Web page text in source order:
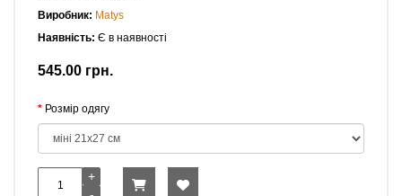
Виробник: Matys
Наявність: Є в наявності
545.00 грн.
Розмір одягу